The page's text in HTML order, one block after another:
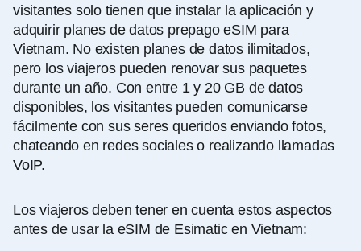
visitantes solo tienen que instalar la aplicación y
adquirir planes de datos prepago eSIM para
Vietnam. No existen planes de datos ilimitados,
pero los viajeros pueden renovar sus paquetes
durante un año. Con entre 1 y 20 GB de datos
disponibles, los visitantes pueden comunicarse
fácilmente con sus seres queridos enviando fotos,
chateando en redes sociales o realizando llamadas
VoIP.
Los viajeros deben tener en cuenta estos aspectos
antes de usar la eSIM de Esimatic en Vietnam: